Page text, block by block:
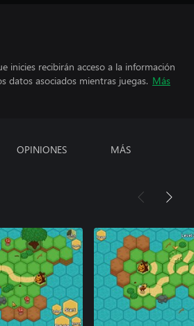
inicies recibirán acceso a la información
datos asociados mientras juegas. Más
OPINIONES MÁS